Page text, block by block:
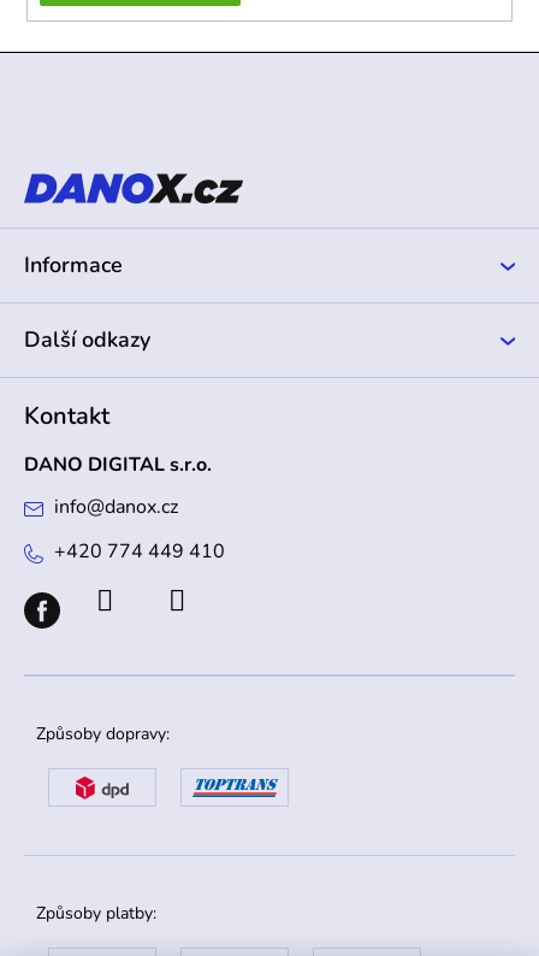
t
Informace
Další odkazy
Kontakt
DANO DIGITAL s.r.o.
info@danox.cz
+420 774 449 410
Způsoby dopravy:
Způsoby platby: